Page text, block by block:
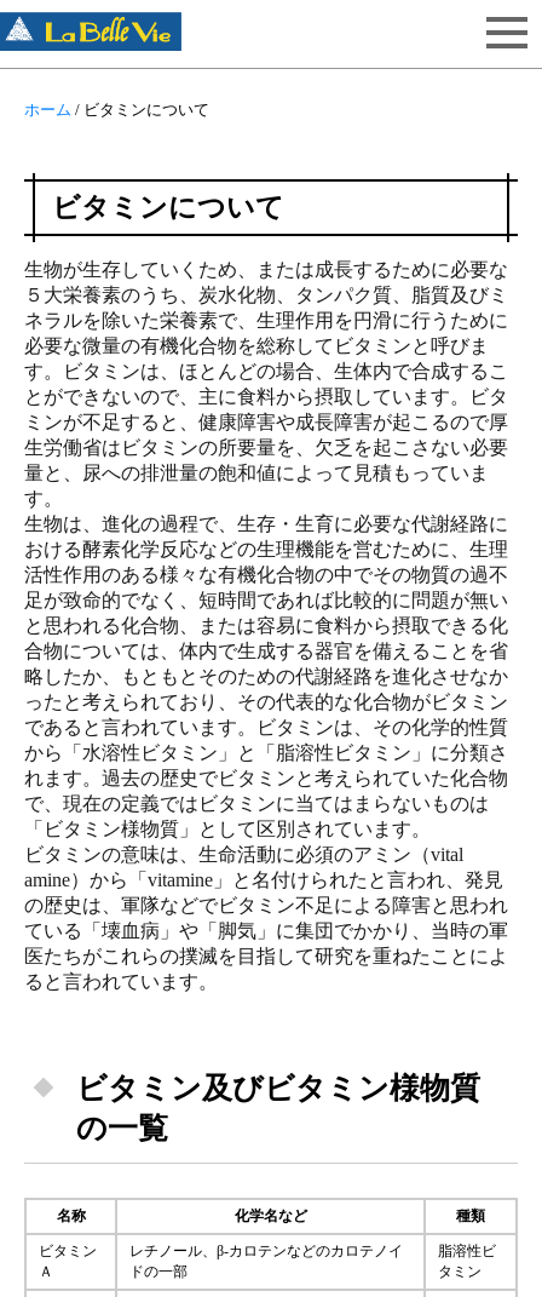
ホーム / ビタミンについて
ビタミンについて
生物が生存していくため、または成長するために必要な
５大栄養素のうち、炭水化物、タンパク質、脂質及びミ
ネラルを除いた栄養素で、生理作用を円滑に行うために
必要な微量の有機化合物を総称してビタミンと呼びま
す。ビタミンは、ほとんどの場合、生体内で合成するこ
とができないので、主に食料から摂取しています。ビタ
ミンが不足すると、健康障害や成長障害が起こるので厚
生労働省はビタミンの所要量を、欠乏を起こさない必要
量と、尿への排泄量の飽和値によって見積もっていま
す。
生物は、進化の過程で、生存・生育に必要な代謝経路に
おける酵素化学反応などの生理機能を営むために、生理
活性作用のある様々な有機化合物の中でその物質の過不
足が致命的でなく、短時間であれば比較的に問題が無い
と思われる化合物、または容易に食料から摂取できる化
合物については、体内で生成する器官を備えることを省
略したか、もともとそのための代謝経路を進化させなか
ったと考えられており、その代表的な化合物がビタミン
であると言われています。ビタミンは、その化学的性質
から「水溶性ビタミン」と「脂溶性ビタミン」に分類さ
れます。過去の歴史でビタミンと考えられていた化合物
で、現在の定義ではビタミンに当てはまらないものは
「ビタミン様物質」として区別されています。
ビタミンの意味は、生命活動に必須のアミン（vital
amine）から「vitamine」と名付けられたと言われ、発見
の歴史は、軍隊などでビタミン不足による障害と思われ
ている「壊血病」や「脚気」に集団でかかり、当時の軍
医たちがこれらの撲滅を目指して研究を重ねたことによ
ると言われています。
ビタミン及びビタミン様物質
の一覧
名称 化学名など 種類
ビタミン
Ａ
レチノール、β-カロテンなどのカロテノイ
ドの一部
脂溶性ビ
タミン